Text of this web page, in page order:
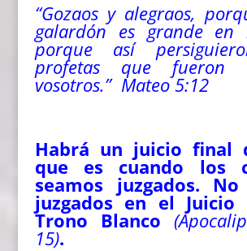
“Gozaos y alegraos,
galardón es grande en
porque así
profetas que fueron
vosotros.” Mateo 5:12
Habrá un juicio final
que es cuando los
seamos juzgados. No
juzgados en el Juicio
Trono Blanco
15).